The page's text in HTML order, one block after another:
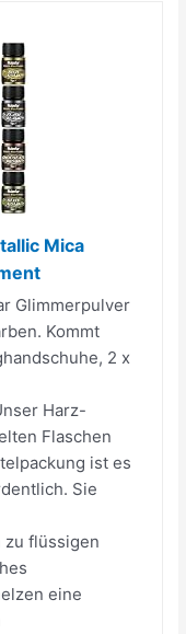
Mica
Glimmerpulver
Kommt
2 x
Harz-
Flaschen
ist es
Sie
zu flüssigen
eine